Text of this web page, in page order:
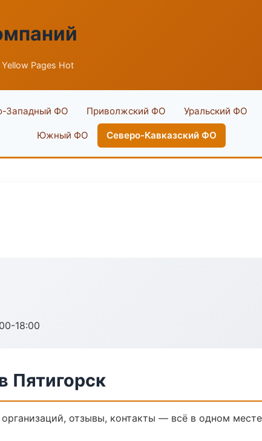
Yellow Pages Hot
Западный ФО Приволжский ФО Уральский ФО
Южный ФО Северо-Кавказский ФО
18:00
Пятигорск
отзывы, контакты — всё в одном